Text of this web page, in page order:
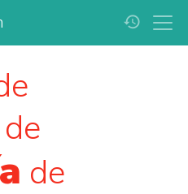
history
de